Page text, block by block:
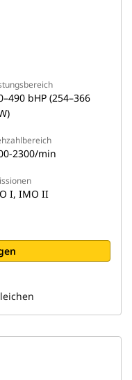
bHP (254–366
2300/min
I, IMO II